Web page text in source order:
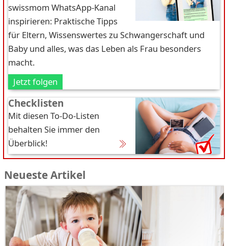
swissmom WhatsApp-Kanal
inspirieren: Praktische Tipps
für Eltern, Wissenswertes zu Schwangerschaft und
Baby und alles, was das Leben als Frau besonders
macht.
Jetzt folgen
Checklisten
Mit diesen To-Do-Listen
behalten Sie immer den
Überblick!
Neueste Artikel